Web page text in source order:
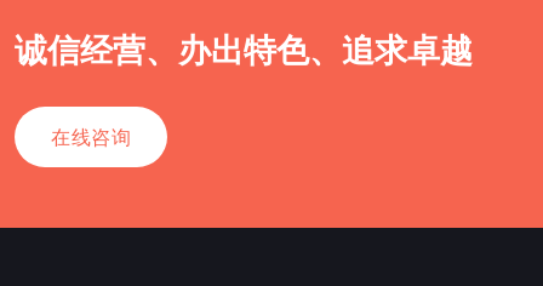
诚信经营、办出特色、追求卓越
在线咨询